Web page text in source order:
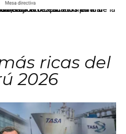
para la elección de 60 senadores y 130 diputados en las Elecciones Generales 2026, tras el restablecimiento de la Bicameralidad.
ricas del
2026